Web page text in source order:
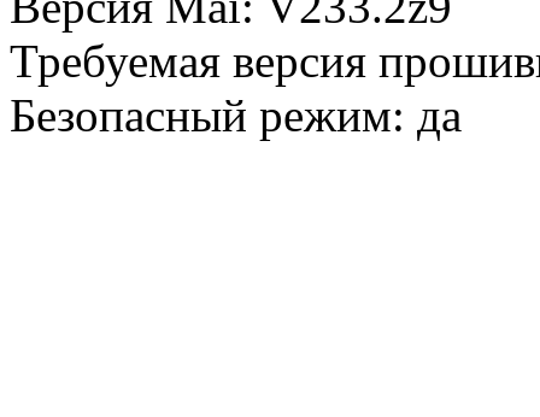
Требуемая версия
Безопасный режим: да